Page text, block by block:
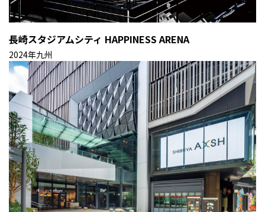
長崎スタジアムシティ HAPPINESS ARENA
2024年九州